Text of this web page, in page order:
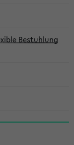
Bestuhlung